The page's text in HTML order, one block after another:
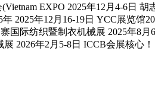
EXPO 2025年12月4-6日
2025年12月16-19日 YCC展览馆
国际纺织暨制衣机械展 2025年8
2026年2月5-8日 ICCB会展核心！